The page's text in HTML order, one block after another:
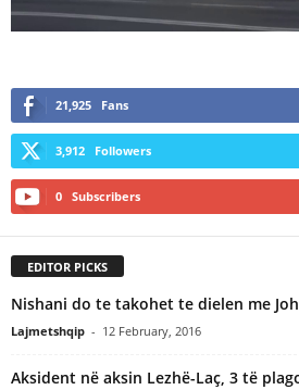
21,925 Fans
3,912 Followers
0 Subscribers
EDITOR PICKS
Nishani do te takohet te dielen me
Lajmetshqip - 12 February, 2016
Aksident në aksin Lezhë-Laç, 3 të